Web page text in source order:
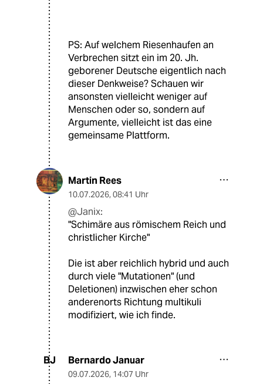
PS: Auf welchem Riesenhaufen an
Verbrechen sitzt ein im 20. Jh.
geborener Deutsche eigentlich nach
dieser Denkweise? Schauen wir
ansonsten vielleicht weniger auf
Menschen oder so, sondern auf
Argumente, vielleicht ist das eine
gemeinsame Plattform.
Martin Rees
10.07.2026, 08:41 Uhr
@Janix:
"Schimäre aus römischem Reich und
christlicher Kirche"
Die ist aber reichlich hybrid und auch
durch viele "Mutationen" (und
Deletionen) inzwischen eher schon
anderenorts Richtung multikuli
modifiziert, wie ich finde.
BJ Bernardo Januar
09.07.2026, 14:07 Uhr